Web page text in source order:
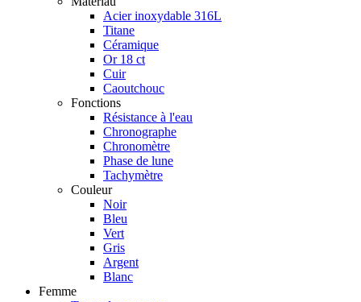
Acier inoxydable 316L
Titane
Céramique
Or 18 ct
Cuir
Caoutchouc
Fonctions
Résistance à l'eau
Chronographe
Chronomètre
Phase de lune
Tachymètre
Couleur
Noir
Bleu
Vert
Gris
Argent
Blanc
Femme